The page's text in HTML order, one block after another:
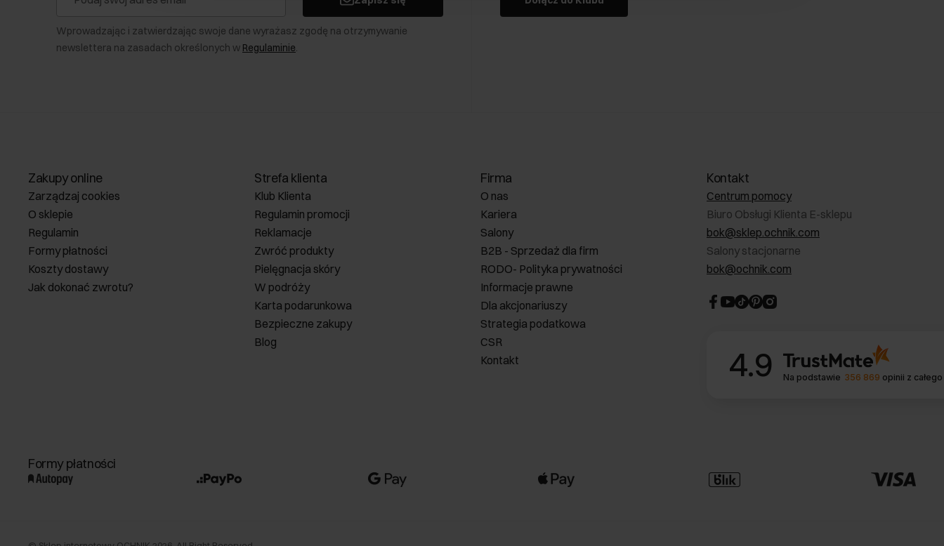
Wprowadzając i zatwierdzając swoje dane wyrażasz zgodę na otrzymywanie
newslettera na zasadach określonych w Regulaminie.
Zakupy online
Zarządzaj cookies
O sklepie
Regulamin
Formy płatności
Koszty dostawy
Jak dokonać zwrotu?
Strefa klienta
Klub Klienta
Regulamin promocji
Reklamacje
Zwróć produkty
Pielęgnacja skóry
W podróży
Karta podarunkowa
Bezpieczne zakupy
Blog
Firma
O nas
Kariera
Salony
B2B - Sprzedaż dla firm
RODO- Polityka prywatności
Informacje prawne
Dla akcjonariuszy
Strategia podatkowa
CSR
Kontakt
Kontakt
Centrum pomocy
Biuro Obsługi Klienta E-sklepu
bok@sklep.ochnik.com
Salony stacjonarne
bok@ochnik.com
4.9 Na podstawie 356 869 opinii z
Formy płatności